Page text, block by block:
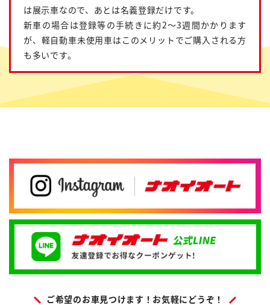
は展示車なので、あとは名義登録だけです。
新車の場合は登録等の手続きに約2～3週間かかります
が、軽自動車未使用車はこのメリットでご購入される方
も多いです。
ご希望のお車見つけます！お気軽にどうぞ！